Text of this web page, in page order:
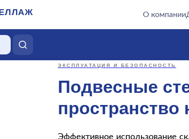
О компании
ЭКСПЛУАТАЦИЯ И БЕЗОПАСНОСТЬ
Подвесные
пространство
Эффективное использование